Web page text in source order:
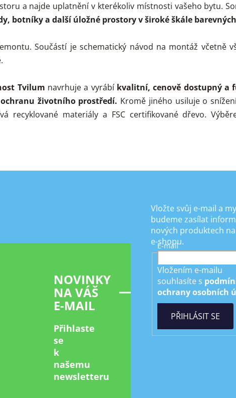
a najde uplatnění v kterékoliv místnosti vašeho bytu.
botníky a další úložné prostory v široké škále
Součástí je schematický návod na montáž včetně
Tvilum navrhuje a vyrábí kvalitní, cenově dostupný a
životního prostředí. Kromě jiného usiluje o
recyklované materiály a FSC certifikované dřevo.
NOVINKY
NA VÁŠ
E-MAIL
Přihlaste
se
k
našemu
newsletteru
Vložte svůj e-mail a
budeme zasílat
nových produktech
e-shopu.
E-mail
Vložením e-mailu
souhlasíte s
ochrany osobních
PŘIHLÁSIT SE